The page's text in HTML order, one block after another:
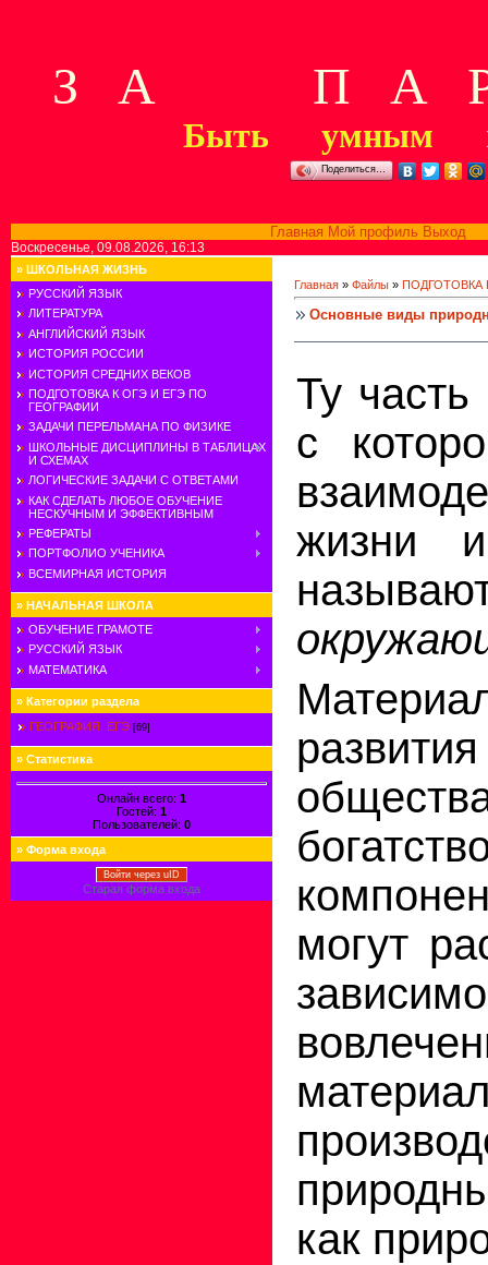
З А П А Р
Быть умным
Поделиться…
Главная Мой профиль Выход
Воскресенье, 09.08.2026, 16:13
» ШКОЛЬНАЯ ЖИЗНЬ
РУССКИЙ ЯЗЫК
ЛИТЕРАТУРА
АНГЛИЙСКИЙ ЯЗЫК
ИСТОРИЯ РОССИИ
ИСТОРИЯ СРЕДНИХ ВЕКОВ
ПОДГОТОВКА К ОГЭ И ЕГЭ ПО
ГЕОГРАФИИ
ЗАДАЧИ ПЕРЕЛЬМАНА ПО ФИЗИКЕ
ШКОЛЬНЫЕ ДИСЦИПЛИНЫ В ТАБЛИЦАХ
И СХЕМАХ
ЛОГИЧЕСКИЕ ЗАДАЧИ С ОТВЕТАМИ
КАК СДЕЛАТЬ ЛЮБОЕ ОБУЧЕНИЕ
НЕСКУЧНЫМ И ЭФФЕКТИВНЫМ
РЕФЕРАТЫ
ПОРТФОЛИО УЧЕНИКА
ВСЕМИРНАЯ ИСТОРИЯ
» НАЧАЛЬНАЯ ШКОЛА
ОБУЧЕНИЕ ГРАМОТЕ
РУССКИЙ ЯЗЫК
МАТЕМАТИКА
» Категории раздела
ГЕОГРАФИЯ. ЕГЭ [69]
» Статистика
Онлайн всего: 1
Гостей: 1
Пользователей: 0
» Форма входа
Войти через uID
Старая форма входа
Главная » Файлы » ПОДГОТОВКА
Основные виды
Ту
с
жизни и
могут
как